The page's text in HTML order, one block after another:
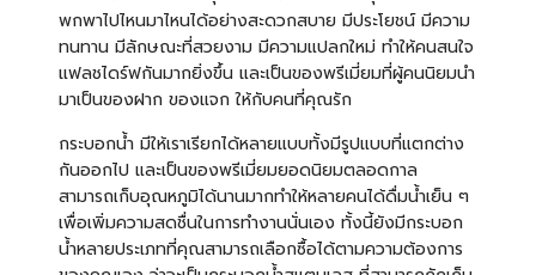
พกพาไปไหนมาไหนได้อย่างสะดวกสบาย มีประโยชน์ มีความ
ทนทาน มีลักษณะที่สวยงาม มีความแปลกใหม่ ทำให้คนสนใจ
แฟลชไดร์ฟกันมากยิ่งขึ้น และเป็นของพรีเมี่ยมที่ผู้คนนิยมนำ
มาเป็นของฝาก ของแจก ให้กับคนที่คุณรัก
กระบอกน้ำมีให้เราเรียกได้หลายแบบทั้งมีรูปแบบที่แตกต่าง
กันออกไป และเป็นของพรีเมี่ยมยอดนิยมตลอดกาล
สามารถเก็บอุณหภูมิได้นานมากทำให้หลายคนได้ดื่มน้ำเย็น ๆ
เพื่อเพิ่มความสดชื่นในการทำงานนั่นเอง ทั้งนี้ยังมีกระบอก
น้ำหลายประเภทที่คุณสามารถเลือกซื้อได้ตามความต้องการ